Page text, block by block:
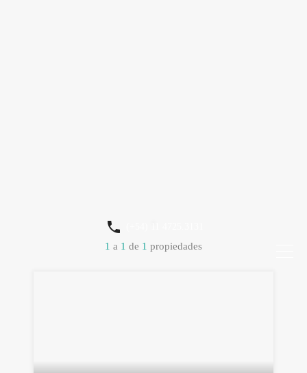
1 a 1 de 1 propiedades